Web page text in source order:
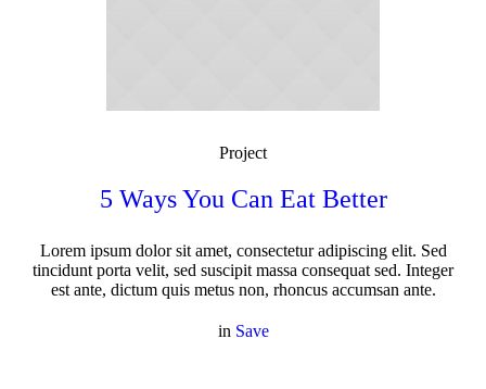
Project
5 Ways You Can Eat Better
Lorem ipsum dolor sit amet, consectetur adipiscing elit. Sed
tincidunt porta velit, sed suscipit massa consequat sed. Integer
est ante, dictum quis metus non, rhoncus accumsan ante.
in Save